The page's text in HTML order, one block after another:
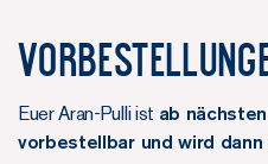
Euer Aran-Pulli ist ab
vorbestellbar und wird